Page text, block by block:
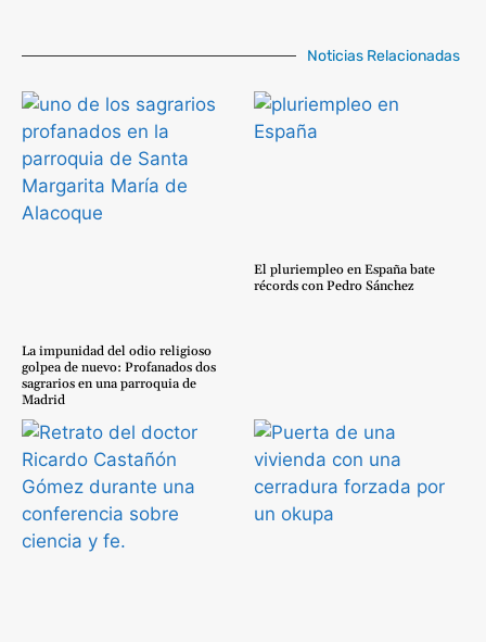
Noticias Relacionadas
La impunidad del odio religioso
golpea de nuevo: Profanados dos
sagrarios en una parroquia de
Madrid
El pluriempleo en España bate
récords con Pedro Sánchez